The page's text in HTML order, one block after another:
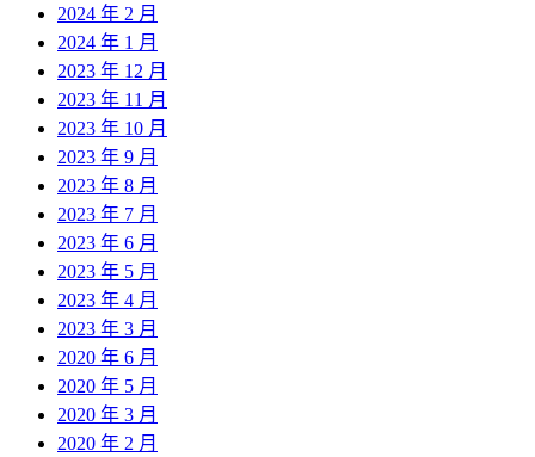
2024 年 2 月
2024 年 1 月
2023 年 12 月
2023 年 11 月
2023 年 10 月
2023 年 9 月
2023 年 8 月
2023 年 7 月
2023 年 6 月
2023 年 5 月
2023 年 4 月
2023 年 3 月
2020 年 6 月
2020 年 5 月
2020 年 3 月
2020 年 2 月